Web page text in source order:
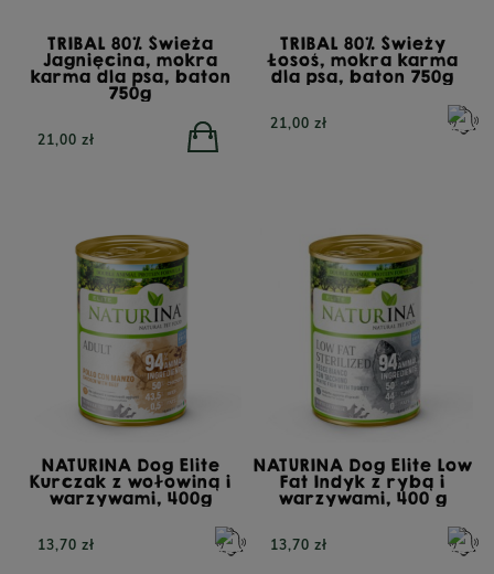
TRIBAL 80% Świeża
Jagnięcina, mokra
karma dla psa, baton
750g
21,00 zł
TRIBAL 80% Świeży
Łosoś, mokra karma
dla psa, baton 750g
21,00 zł
NATURINA Dog Elite
Kurczak z wołowiną i
warzywami, 400g
13,70 zł
NATURINA Dog Elite Low
Fat Indyk z rybą i
warzywami, 400 g
13,70 zł